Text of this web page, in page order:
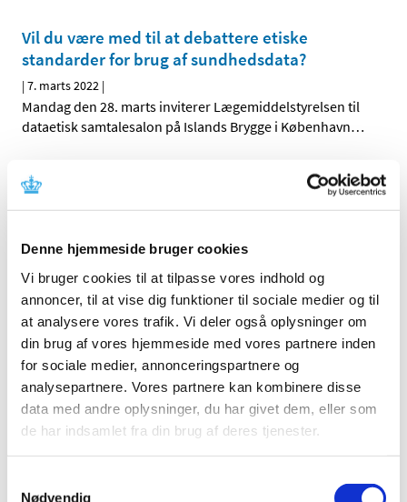
Denne hjemmeside bruger cookies
Vi bruger cookies til at tilpasse vores indhold og
annoncer, til at vise dig funktioner til sociale medier og til
at analysere vores trafik. Vi deler også oplysninger om
din brug af vores hjemmeside med vores partnere inden
for sociale medier, annonceringspartnere og
analysepartnere. Vores partnere kan kombinere disse
data med andre oplysninger, du har givet dem, eller som
de har indsamlet fra din brug af deres tjenester.
Nødvendig
Vil du være med til at debattere etiske
standarder for brug af sundhedsdata?
|7. marts 2022 |
Mandag den 28. marts inviterer Lægemiddelstyrelsen til
dataetisk samtalesalon på Islands Brygge i København…
COVID-19: Lægemiddelstyrelsen forlænger
igen den midlertidige praksis for anmeldelse
af apoteksindkøbspris til Medicinpriser for
Covid-19 vacciner
Lægemiddelstyrelsen har besluttet igen at forlænge den
begrænsede periode, hvor det for Covid-19 vacciner…
Lægemiddelstyrelsen giver på ny tilladelse til
forhandling af håndkøbslægemidler i Bilka
Tilst
|3. marts 2022|